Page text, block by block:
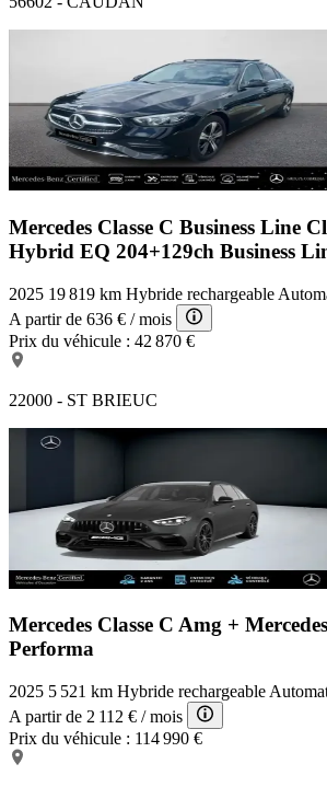
Mercedes Classe C Business Line
Hybrid EQ 204+129ch Business
2025 19 819 km Hybride rechargeable
A partir de 636 € / mois
Prix du véhicule : 42 870 €
22000 - ST BRIEUC
Mercedes Classe C Amg +
Performa
2025 5 521 km Hybride rechargeable
A partir de 2 112 € / mois
Prix du véhicule : 114 990 €